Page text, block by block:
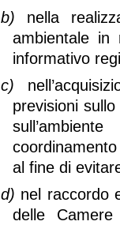
b) nella
ambientale
informativo
c)
previsioni
al fine di
d) nel raccordo
delle